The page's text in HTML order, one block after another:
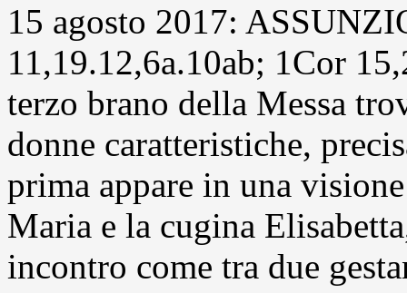
15 agosto 2017:
11,19.12,6a.10ab; 1Cor
terzo brano della Messa
donne caratteristiche,
prima appare in una
Maria e la cugina
incontro come tra due